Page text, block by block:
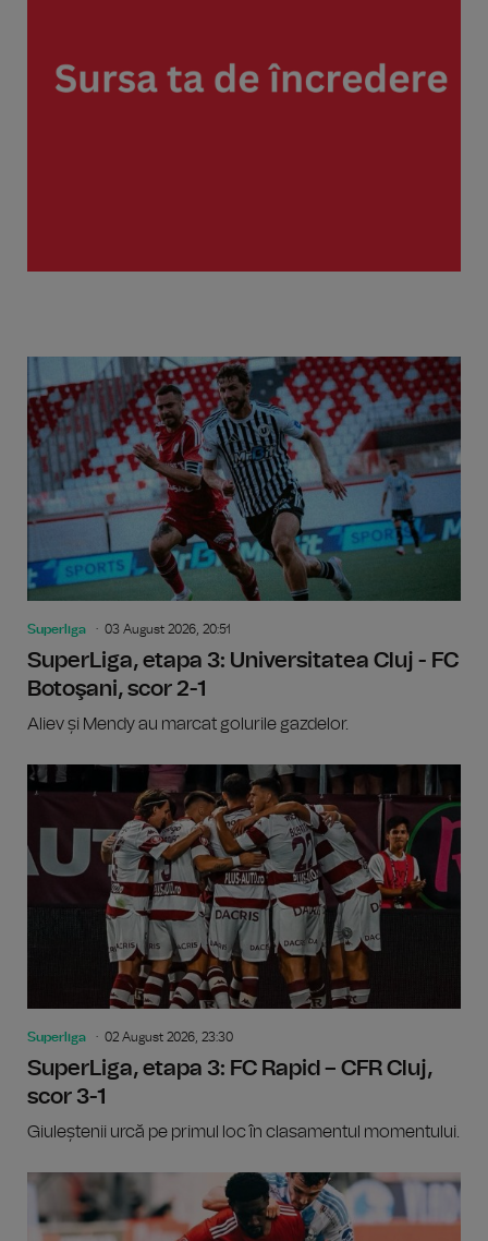
Superliga 03 August 2026, 20:51
SuperLiga, etapa 3: Universitatea Cluj - FC
Botoşani, scor 2-1
Aliev și Mendy au marcat golurile gazdelor.
Superliga 02 August 2026, 23:30
SuperLiga, etapa 3: FC Rapid – CFR Cluj,
scor 3-1
Giuleștenii urcă pe primul loc în clasamentul momentului.